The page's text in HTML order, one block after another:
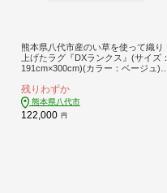
熊本県八代市産のい草を使って織り
上げたラグ『DXランクス』(サイズ：
191cm×300cm)(カラー：ベージュ)
ト 絨毯 マット 織物 敷き物 インテリ
ア
残りわずか
熊本県八代市
122,000 円